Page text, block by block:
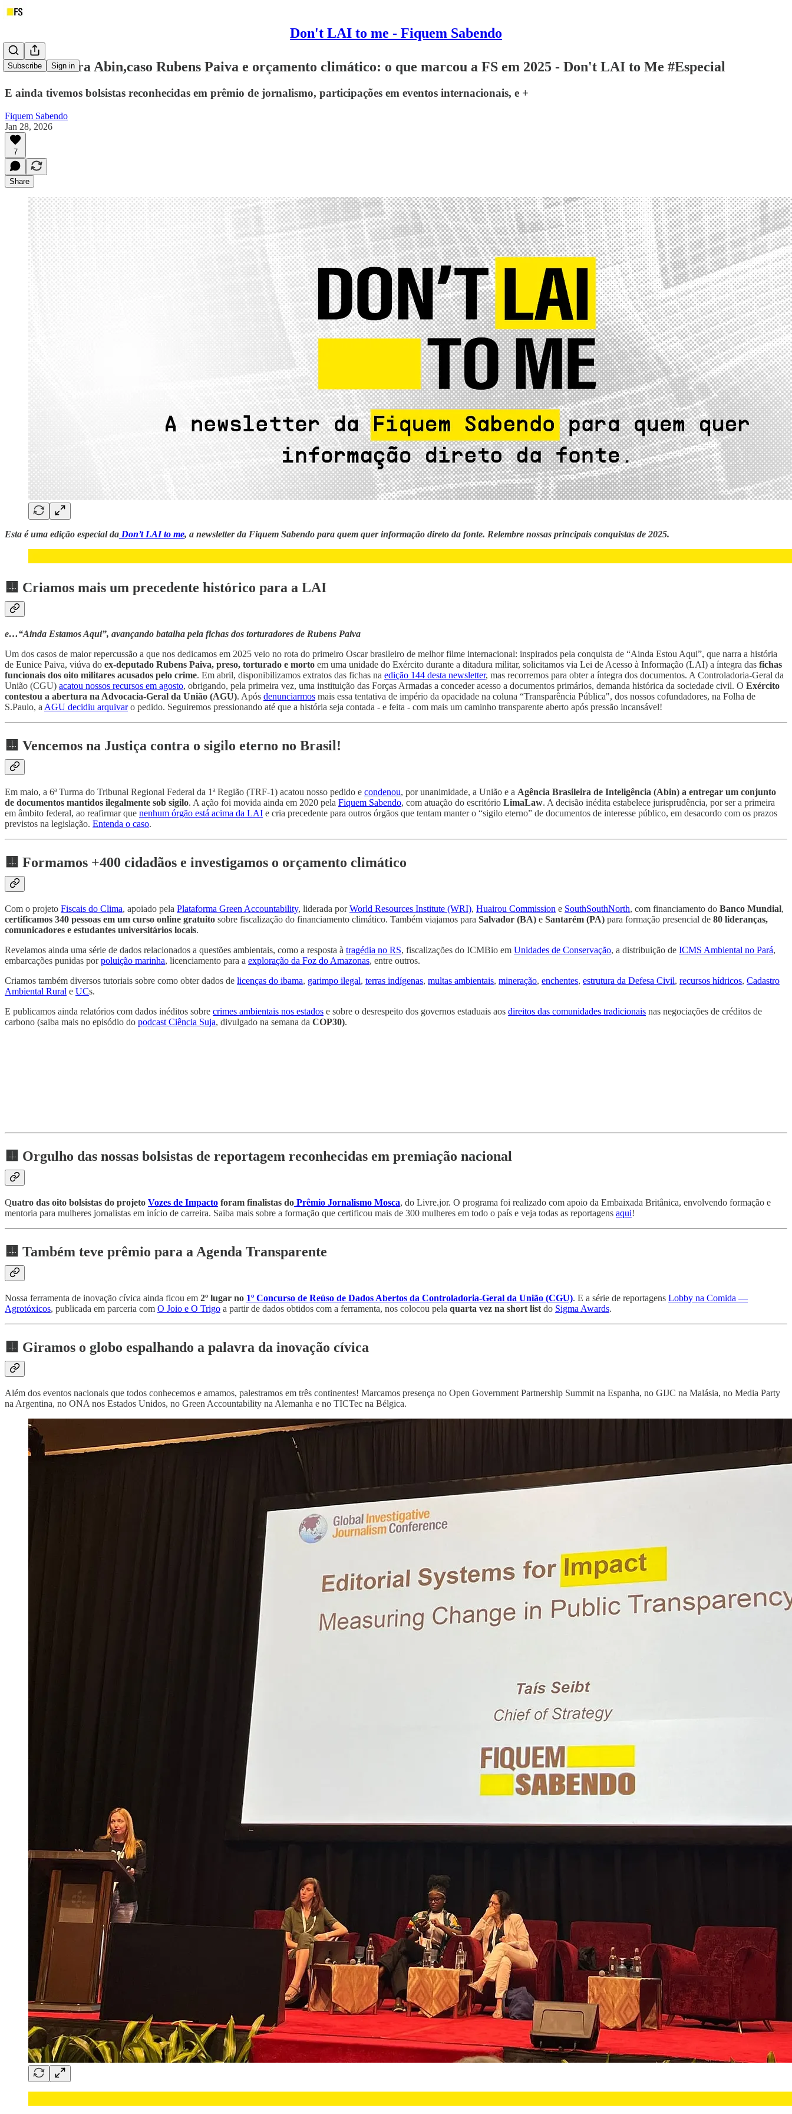
Don't LAI to me - Fiquem Sabendo
Subscribe Sign in
Vitória contra Abin,caso Rubens Paiva e orçamento climático: o que marcou a FS em 2025 - Don't LAI to Me #Especial
E ainda tivemos bolsistas reconhecidas em prêmio de jornalismo, participações em eventos internacionais, e +
Fiquem Sabendo
Jan 28, 2026
7
Share
Esta é uma edição especial da Don’t LAI to me, a newsletter da Fiquem Sabendo para quem quer informação direto da fonte. Relembre nossas principais conquistas de 2025.
🟨 Criamos mais um precedente histórico para a LAI
e…“Ainda Estamos Aqui”, avançando batalha pela fichas dos torturadores de Rubens Paiva
Um dos casos de maior repercussão a que nos dedicamos em 2025 veio no rota do primeiro Oscar brasileiro de melhor filme internacional: inspirados pela conquista de “Ainda Estou Aqui”, que narra a história
de Eunice Paiva, viúva do ex-deputado Rubens Paiva, preso, torturado e morto em uma unidade do Exército durante a ditadura militar, solicitamos via Lei de Acesso à Informação (LAI) a íntegra das fichas
funcionais dos oito militares acusados pelo crime. Em abril, disponibilizamos extratos das fichas na edição 144 desta newsletter, mas recorremos para obter a íntegra dos documentos. A Controladoria-Geral da
União (CGU) acatou nossos recursos em agosto, obrigando, pela primeira vez, uma instituição das Forças Armadas a conceder acesso a documentos primários, demanda histórica da sociedade civil. O Exército
contestou a abertura na Advocacia-Geral da União (AGU). Após denunciarmos mais essa tentativa de império da opacidade na coluna “Transparência Pública", dos nossos cofundadores, na Folha de
S.Paulo, a AGU decidiu arquivaro pedido. Seguiremos pressionando até que a história seja contada - e feita - com mais um caminho transparente aberto após pressão incansável!
🟨 Vencemos na Justiça contra o sigilo eterno no Brasil!
Em maio, a 6ª Turma do Tribunal Regional Federal da 1ª Região (TRF-1) acatou nosso pedido e condenou, por unanimidade, a União e a Agência Brasileira de Inteligência (Abin) a entregar um conjunto
de documentos mantidos ilegalmente sob sigilo. A ação foi movida ainda em 2020 pela Fiquem Sabendo, com atuação do escritório LimaLaw. A decisão inédita estabelece jurisprudência, por ser a primeira
em âmbito federal, ao reafirmar que nenhum órgão está acima da LAI e cria precedente para outros órgãos que tentam manter o “sigilo eterno” de documentos de interesse público, em desacordo com os prazos
previstos na legislação. Entenda o caso.
🟨 Formamos +400 cidadãos e investigamos o orçamento climático
Com o projeto Fiscais do Clima, apoiado pela Plataforma Green Accountability, liderada porWorld Resources Institute (WRI), Huairou Commission e SouthSouthNorth, com financiamento do Banco Mundial,
certificamos 340 pessoas em um curso online gratuito sobre fiscalização do financiamento climático. Também viajamos para Salvador (BA) e Santarém (PA) para formação presencial de 80 lideranças,
comunicadores e estudantes universitários locais.
Revelamos ainda uma série de dados relacionados a questões ambientais, como a resposta à tragédia no RS, fiscalizações do ICMBio em Unidades de Conservação, a distribuição de ICMS Ambiental no Pará,
embarcações punidas porpoluição marinha, licenciamento para a exploração da Foz do Amazonas, entre outros.
Criamos também diversos tutoriais sobre como obter dados de licenças do ibama, garimpo ilegal, terras indígenas, multas ambientais, mineração, enchentes, estrutura da Defesa Civil, recursos hídricos, Cadastro
Ambiental Rural e UCs.
E publicamos ainda relatórios com dados inéditos sobre crimes ambientais nos estados e sobre o desrespeito dos governos estaduais aos direitos das comunidades tradicionais nas negociações de créditos de
carbono (saiba mais no episódio do podcast Ciência Suja, divulgado na semana da COP30).
🟨 Orgulho das nossas bolsistas de reportagem reconhecidas em premiação nacional
Quatro das oito bolsistas do projeto Vozes de Impacto foram finalistas do Prêmio Jornalismo Mosca, do Livre.jor. O programa foi realizado com apoio da Embaixada Britânica, envolvendo formação e
mentoria para mulheres jornalistas em início de carreira. Saiba mais sobre a formação que certificou mais de 300 mulheres em todo o país e veja todas as reportagens aqui!
🟨 Também teve prêmio para a Agenda Transparente
Nossa ferramenta de inovação cívica ainda ficou em 2º lugar no 1º Concurso de Reúso de Dados Abertos da Controladoria-Geral da União (CGU). E a série de reportagens Lobby na Comida —
Agrotóxicos, publicada em parceria com O Joio e O Trigo a partir de dados obtidos com a ferramenta, nos colocou pela quarta vez na short list do Sigma Awards.
🟨 Giramos o globo espalhando a palavra da inovação cívica
Além dos eventos nacionais que todos conhecemos e amamos, palestramos em três continentes! Marcamos presença no Open Government Partnership Summit na Espanha, no GIJC na Malásia, no Media Party
na Argentina, no ONA nos Estados Unidos, no Green Accountability na Alemanha e no TICTec na Bélgica.